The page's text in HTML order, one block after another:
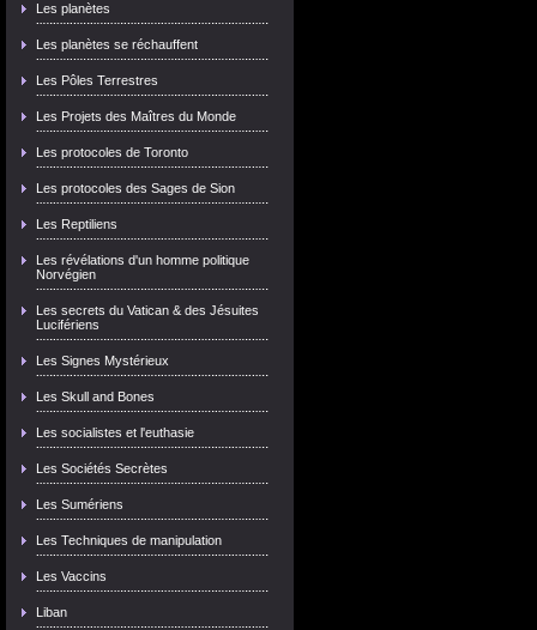
Les planètes
Les planètes se réchauffent
Les Pôles Terrestres
Les Projets des Maîtres du Monde
Les protocoles de Toronto
Les protocoles des Sages de Sion
Les Reptiliens
Les révélations d'un homme politique
Norvégien
Les secrets du Vatican & des Jésuites
Lucifériens
Les Signes Mystérieux
Les Skull and Bones
Les socialistes et l'euthasie
Les Sociétés Secrètes
Les Sumériens
Les Techniques de manipulation
Les Vaccins
Liban